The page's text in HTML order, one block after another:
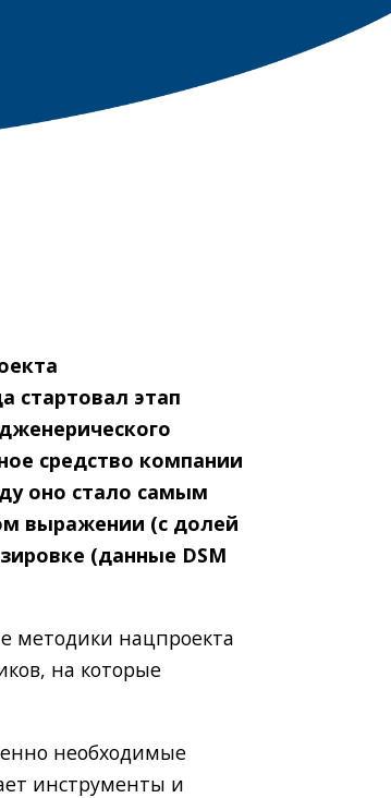
стартовал этап
средство компании
оно стало самым
выражении (с долей
(данные DSM
методики нацпроекта
на которые
необходимые
инструменты и